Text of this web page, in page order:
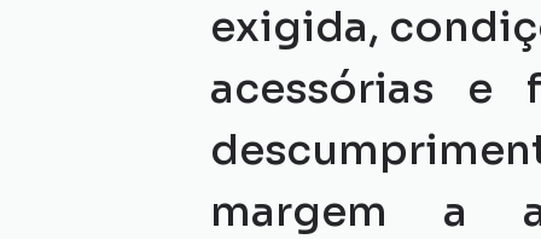
exigida,
acessórias e
margem a